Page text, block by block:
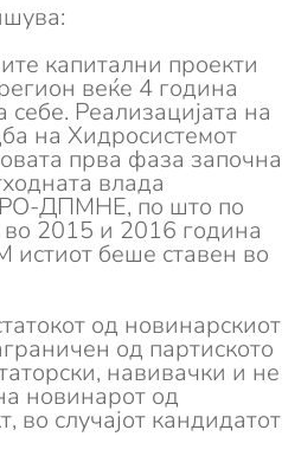
капитални проекти
веќе 4 година
себе. Реализацијата на
на Хидросистемот
прва фаза започна
влада
ДПМНЕ, по што по
во 2015 и 2016 година
беше ставен во
од новинарскиот
од партиското
навивачки и не
новинарот од
во случајот кандидатот